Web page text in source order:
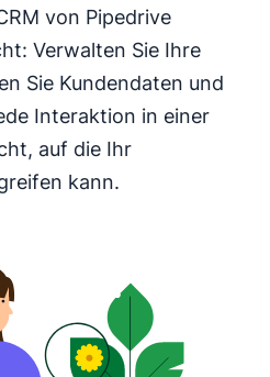
von Pipedrive
Verwalten Sie Ihre
Sie Kundendaten und
Interaktion in einer
auf die Ihr
kann.